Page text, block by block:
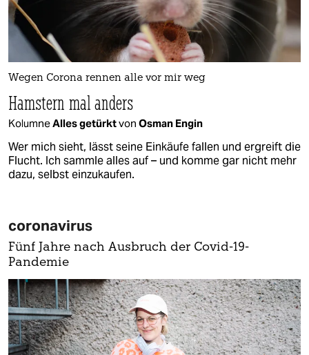
Wegen Corona rennen alle vor mir weg
Hamstern mal anders
KolumneAlles getürktvon Osman Engin
Wer mich sieht, lässt seine Einkäufe fallen und ergreift die
Flucht. Ich sammle alles auf – und komme gar nicht mehr
dazu, selbst einzukaufen.
coronavirus
Fünf Jahre nach Ausbruch der Covid-19-
Pandemie